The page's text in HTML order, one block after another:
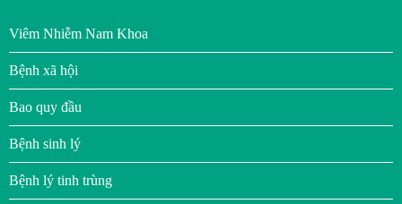
Viêm Nhiễm Nam Khoa
Bệnh xã hội
Bao quy đầu
Bệnh sinh lý
Bệnh lý tinh trùng